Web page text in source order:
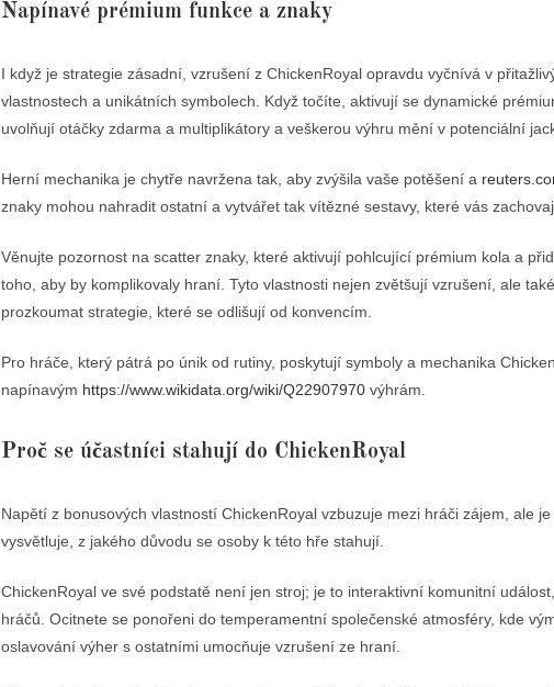
Napínavé prémium funkce a znaky
I když je strategie zásadní, vzrušení z ChickenRoyal opravdu vyčnívá v
vlastnostech a unikátních symbolech. Když točíte, aktivují se dynamické
uvolňují otáčky zdarma a multiplikátory a veškerou výhru mění v potenciální
Herní mechanika je chytře navržena tak, aby zvýšila vaše potěšení a
znaky mohou nahradit ostatní a vytvářet tak vítězné sestavy, které vás
Věnujte pozornost na scatter znaky, které aktivují pohlcující prémium kola a
toho, aby by komplikovaly hraní. Tyto vlastnosti nejen zvětšují vzrušení, ale
prozkoumat strategie, které se odlišují od konvencím.
Pro hráče, který pátrá po únik od rutiny, poskytují symboly a mechanika
napínavým https://www.wikidata.org/wiki/Q22907970 výhrám.
Proč se účastníci stahují do ChickenRoyal
Napětí z bonusových vlastností ChickenRoyal vzbuzuje mezi hráči zájem, ale
vysvětluje, z jakého důvodu se osoby k této hře stahují.
ChickenRoyal ve své podstatě není jen stroj; je to interaktivní komunitní
hráčů. Ocitnete se ponořeni do temperamentní společenské atmosféry, kde
oslavování výher s ostatními umocňuje vzrušení ze hraní.